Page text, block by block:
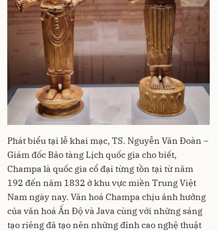
Phát biểu tại lễ khai mạc, TS. Nguyễn Văn Đoàn –
Giám đốc Bảo tàng Lịch quốc gia cho biết,
Champa là quốc gia cổ đại từng tồn tại từ năm
192 đến năm 1832 ở khu vực miền Trung Việt
Nam ngày nay. Văn hoá Champa chịu ảnh hưởng
của văn hoá Ấn Độ và Java cùng với những sáng
tạo riêng đã tạo nên những đỉnh cao nghệ thuật